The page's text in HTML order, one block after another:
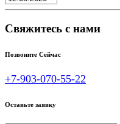
Свяжитесь с нами
Позвоните Сейчас
+7-903-070-55-22
Оставьте заявку